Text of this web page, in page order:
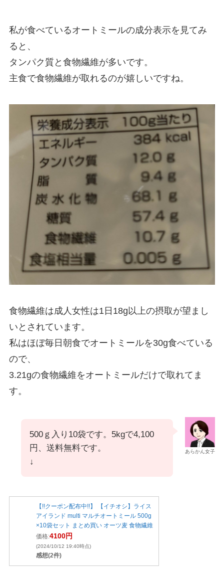
私が食べているオートミールの成分表示を見てみ
ると、
タンパク質と食物繊維が多いです。
主食で食物繊維が取れるのが嬉しいですね。
食物繊維は成人女性は1日18g以上の摂取が望まし
いとされています。
私はほぼ毎日朝食でオートミールを30g食べている
ので、
3.21gの食物繊維をオートミールだけで取れてま
す。
あらかん女子
500ｇ入り10袋です。5kgで4,100
円、送料無料です。
↓
【!!クーポン配布中!!】 【イチオシ】ライス
アイランド multi マルチオートミール 500g
×10袋セット まとめ買い オーツ麦 食物繊維
価格:4100円
(2024/10/12 19:40時点)
感想(2件)